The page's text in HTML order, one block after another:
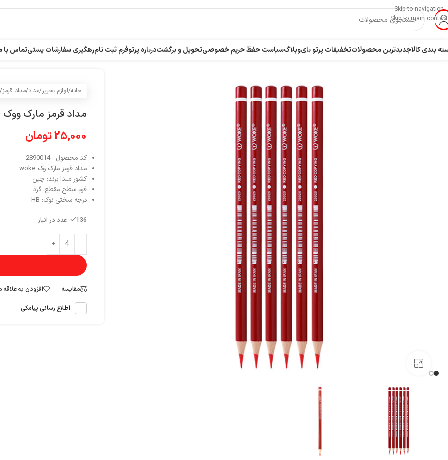
Skip to navigation
Skip to main content
بندی کالاجدیدترین محصولاتتخفیفات پرتو بایوبلاگسیاست حفظ حریم خصوصیتحویل و برگشتدرباره پرتوفرم ثبت نامرهگیری سفارشات پستیتماس با
خانه/لوازم تحریر/مداد/مداد قرمز/
مداد قرمز مارک ووک woke بسته 4 عددی
25,000تومان
کد محصول : 2890014
مداد قرمز مارک وک woke
کشور مبدا برند: چین
فرم سطح مقطع: گرد
درجه سختی نوک: HB
136 عدد در انبار
-
+
مقایسه افزودن به علاقه
اطلاع رسانی پیامکی